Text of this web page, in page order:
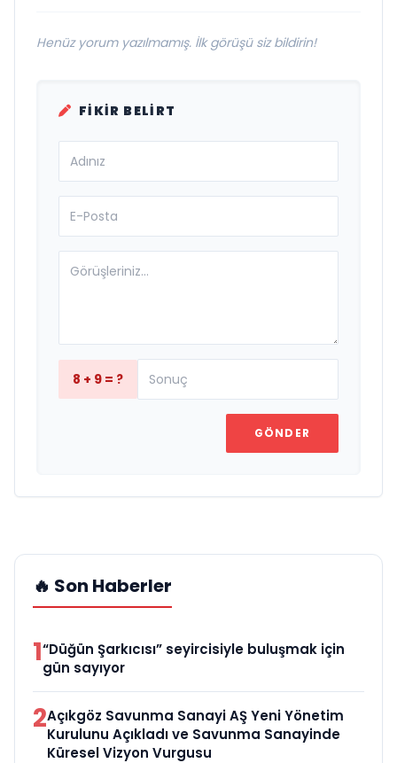
Henüz yorum yazılmamış. İlk görüşü siz bildirin!
FIKIR BELIRT
8 + 9 = ?
GÖNDER
🔥 Son Haberler
1“Düğün Şarkıcısı” seyircisiyle buluşmak için
gün sayıyor
2Açıkgöz Savunma Sanayi AŞ Yeni Yönetim
Kurulunu Açıkladı ve Savunma Sanayinde
Küresel Vizyon Vurgusu